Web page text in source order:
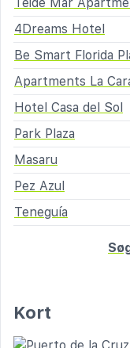
4Dreams Hotel
Be Smart Florida
Hotel Casa del Sol
Park Plaza
Masaru
Pez Azul
Teneguía
Kort